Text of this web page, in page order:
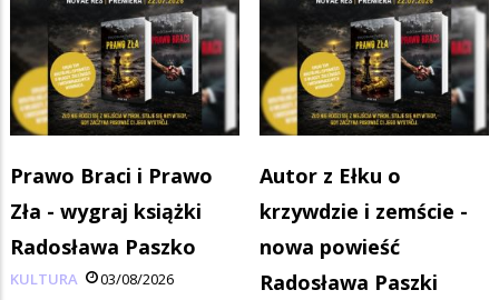
Prawo Braci i Prawo
Zła - wygraj książki
Radosława Paszko
KULTURA 03/08/2026
Autor z Ełku o
krzywdzie i zemście -
nowa powieść
Radosława Paszki